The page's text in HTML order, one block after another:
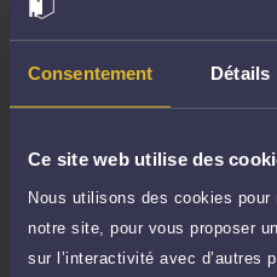
Consentement Détails
Ce site web utilise des
Nous utilisons des cookies
notre site, pour vous proposer
sur l’interactivité avec d’autres
Question simple
Réponse concise à
Consultation écrite
Etude de votre
d'ajout d'une pièce